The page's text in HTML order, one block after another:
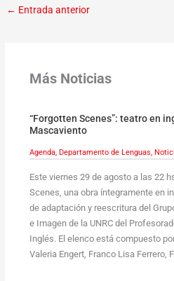
← Entrada anterior
Más Noticias
“Forgotten Scenes”: teatro en
Mascaviento
Agenda, Departamento de Lenguas,
Este viernes 29 de agosto a las 22
Scenes, una obra íntegramente en
de adaptación y reescritura del
e Imagen de la UNRC del
Inglés. El elenco está compuesto
Valeria Engert, Franco Lisa Ferrero,